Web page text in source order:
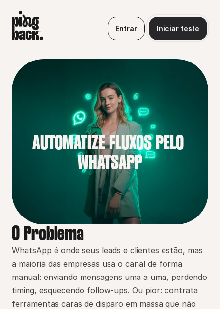
Entrar Iniciar teste
AUTOMATIZE FLUXOS PELO
WHATSAPP
O Problema
WhatsApp é onde seus leads e clientes estão, mas
a maioria das empresas usa o canal de forma
manual: enviando mensagens uma a uma, perdendo
timing, esquecendo follow-ups. Ou pior: contrata
ferramentas caras de disparo em massa que não